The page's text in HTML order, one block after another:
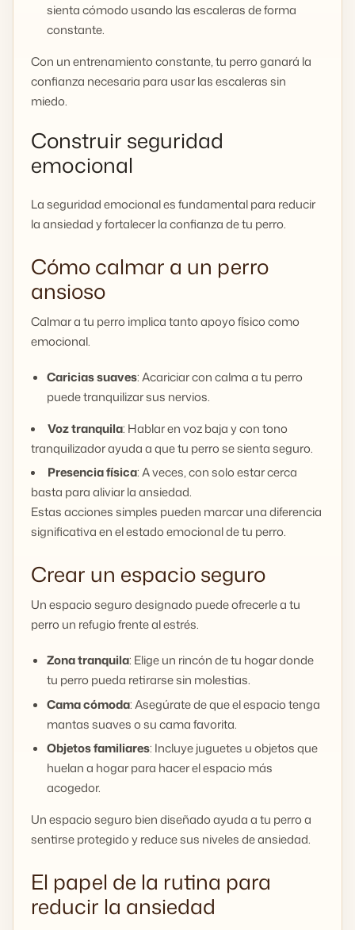
sienta cómodo usando las escaleras de forma
constante.
Con un entrenamiento constante, tu perro ganará la
confianza necesaria para usar las escaleras sin
miedo.
Construir seguridad
emocional
La seguridad emocional es fundamental para reducir
la ansiedad y fortalecer la confianza de tu perro.
Cómo calmar a un perro
ansioso
Calmar a tu perro implica tanto apoyo físico como
emocional.
Caricias suaves: Acariciar con calma a tu perro
puede tranquilizar sus nervios.
Voz tranquila: Hablar en voz baja y con tono
tranquilizador ayuda a que tu perro se sienta seguro.
Presencia física: A veces, con solo estar cerca
basta para aliviar la ansiedad.
Estas acciones simples pueden marcar una diferencia
significativa en el estado emocional de tu perro.
Crear un espacio seguro
Un espacio seguro designado puede ofrecerle a tu
perro un refugio frente al estrés.
Zona tranquila: Elige un rincón de tu hogar donde
tu perro pueda retirarse sin molestias.
Cama cómoda: Asegúrate de que el espacio tenga
mantas suaves o su cama favorita.
Objetos familiares: Incluye juguetes u objetos que
huelan a hogar para hacer el espacio más
acogedor.
Un espacio seguro bien diseñado ayuda a tu perro a
sentirse protegido y reduce sus niveles de ansiedad.
El papel de la rutina para
reducir la ansiedad